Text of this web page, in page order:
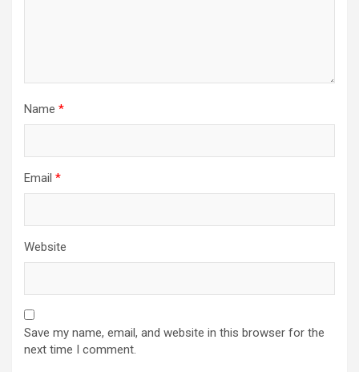
Name *
Email *
Website
Save my name, email, and website in this browser for the
next time I comment.